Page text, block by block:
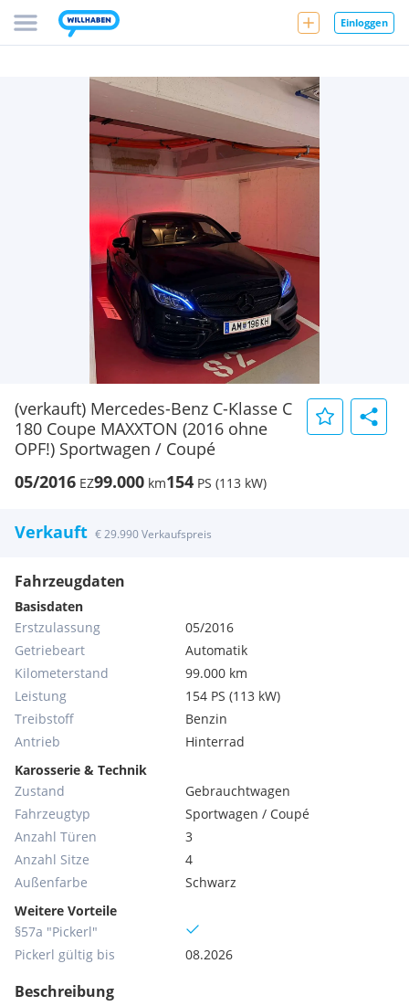
Einloggen
(verkauft) Mercedes-Benz C-Klasse C
180 Coupe MAXXTON (2016 ohne
OPF!) Sportwagen / Coupé
05/2016 EZ99.000 km154 PS (113 kW)
Verkauft € 29.990 Verkaufspreis
Fahrzeugdaten
Basisdaten
Erstzulassung
05/2016
Getriebeart
Automatik
Kilometerstand
99.000 km
Leistung
154 PS (113 kW)
Treibstoff
Benzin
Antrieb
Hinterrad
Karosserie & Technik
Zustand
Gebrauchtwagen
Fahrzeugtyp
Sportwagen / Coupé
Anzahl Türen
3
Anzahl Sitze
4
Außenfarbe
Schwarz
Weitere Vorteile
§57a "Pickerl"
Pickerl gültig bis
08.2026
Beschreibung